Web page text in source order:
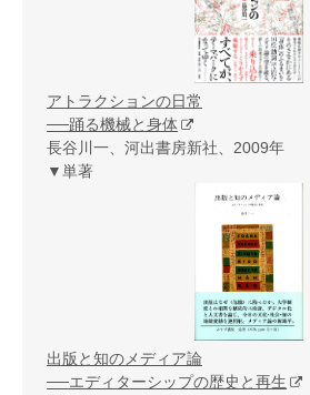
アトラクションの日常
──踊る機械と身体
長谷川一、河出書房新社、2009年
▼単著
出版と知のメディア論
──エディターシップの歴史と再生